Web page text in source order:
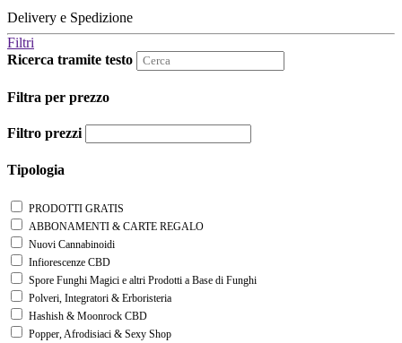
Delivery e Spedizione
Filtri
Ricerca tramite testo
Filtra per prezzo
Filtro prezzi
Tipologia
PRODOTTI GRATIS
ABBONAMENTI & CARTE REGALO
Nuovi Cannabinoidi
Infiorescenze CBD
Spore Funghi Magici e altri Prodotti a Base di Funghi
Polveri, Integratori & Erboristeria
Hashish & Moonrock CBD
Popper, Afrodisiaci & Sexy Shop